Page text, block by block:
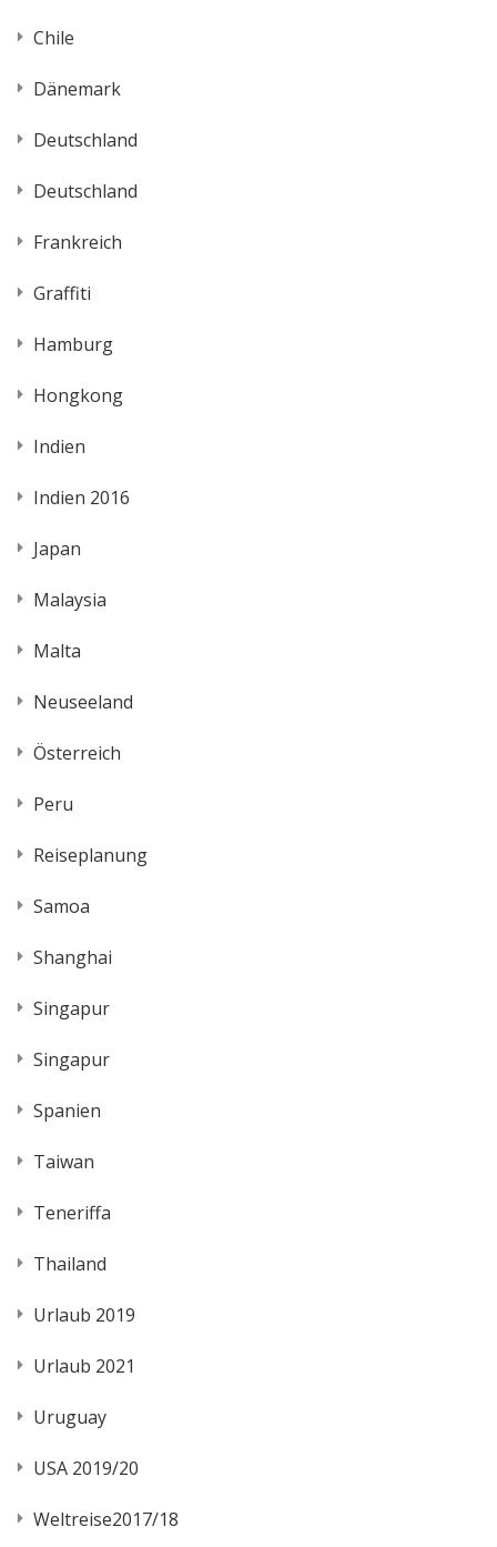
Chile
Dänemark
Deutschland
Deutschland
Frankreich
Graffiti
Hamburg
Hongkong
Indien
Indien 2016
Japan
Malaysia
Malta
Neuseeland
Österreich
Peru
Reiseplanung
Samoa
Shanghai
Singapur
Singapur
Spanien
Taiwan
Teneriffa
Thailand
Urlaub 2019
Urlaub 2021
Uruguay
USA 2019/20
Weltreise2017/18